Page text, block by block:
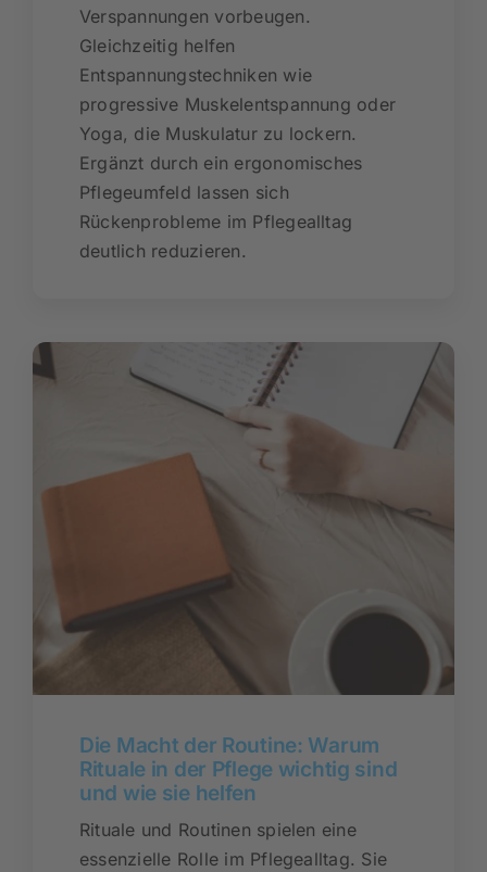
Verspannungen vorbeugen.
Gleichzeitig helfen
Entspannungstechniken wie
progressive Muskelentspannung oder
Yoga, die Muskulatur zu lockern.
Ergänzt durch ein ergonomisches
Pflegeumfeld lassen sich
Rückenprobleme im Pflegealltag
deutlich reduzieren.
Die Macht der Routine: Warum
Rituale in der Pflege wichtig sind
und wie sie helfen
Rituale und Routinen spielen eine
essenzielle Rolle im Pflegealltag. Sie